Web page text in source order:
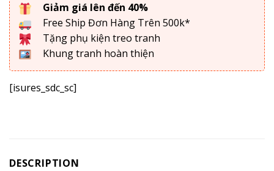
Giảm giá lên đến 40%
Free Ship Đơn Hàng Trên 500k*
Tặng phụ kiện treo tranh
Khung tranh hoàn thiện
[isures_sdc_sc]
DESCRIPTION